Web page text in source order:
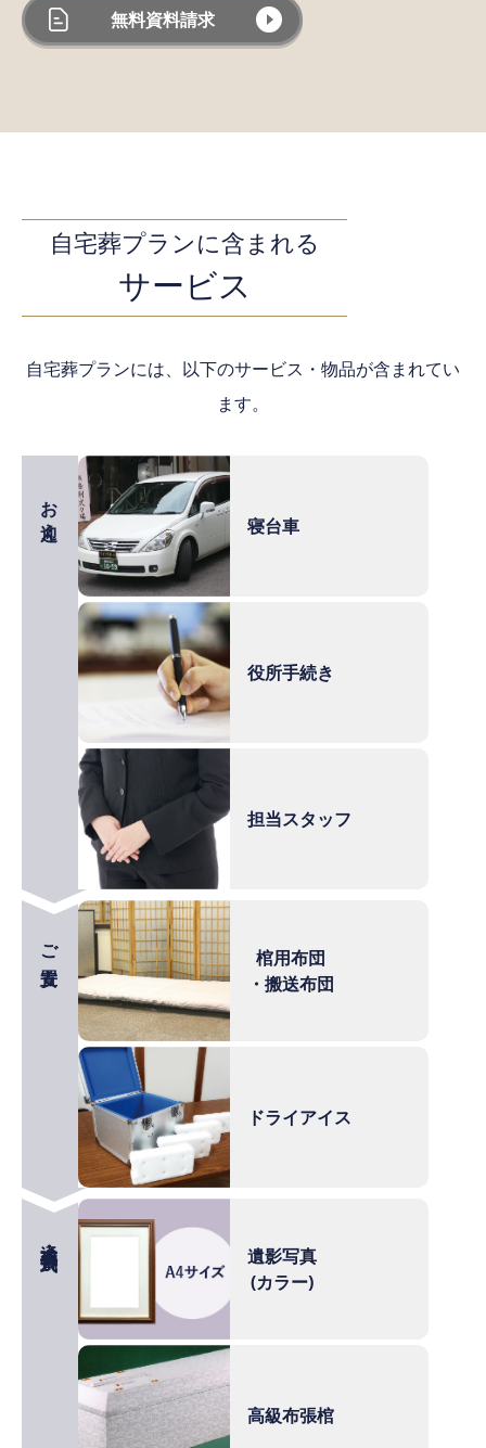
無料資料請求
自宅葬プランに含まれる
サービス
自宅葬プランには、以下のサービス・物品が含まれてい
ます。
お迎え 寝台車
役所手続き
担当スタッフ
ご安置
棺用布団
・搬送布団
ドライアイス
遺影写真
(カラー)
高級布張棺